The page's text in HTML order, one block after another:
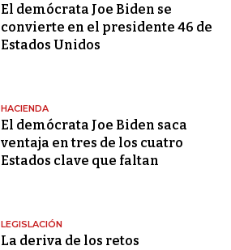
El demócrata Joe Biden se
convierte en el presidente 46 de
Estados Unidos
HACIENDA
El demócrata Joe Biden saca
ventaja en tres de los cuatro
Estados clave que faltan
LEGISLACIÓN
La deriva de los retos